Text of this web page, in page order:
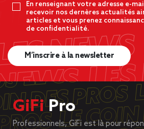
En renseignant votre adresse e-
recevoir nos dernères actualités
articles et vous prenez
de confidentialité.
M’inscrire à la newsletter
GiFiPro
Professionnels, GiFi est là pour